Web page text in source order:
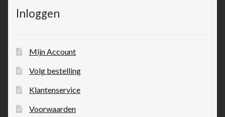
Inloggen
Mijn Account
Volg bestelling
Klantenservice
Voorwaarden